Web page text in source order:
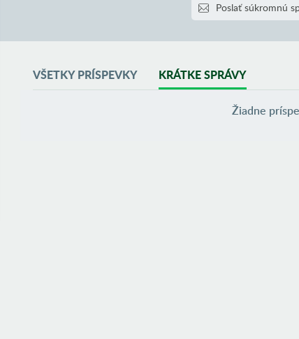
Poslať súkromnú
VŠETKY PRÍSPEVKY KRÁTKE SPRÁVY
Žiadne